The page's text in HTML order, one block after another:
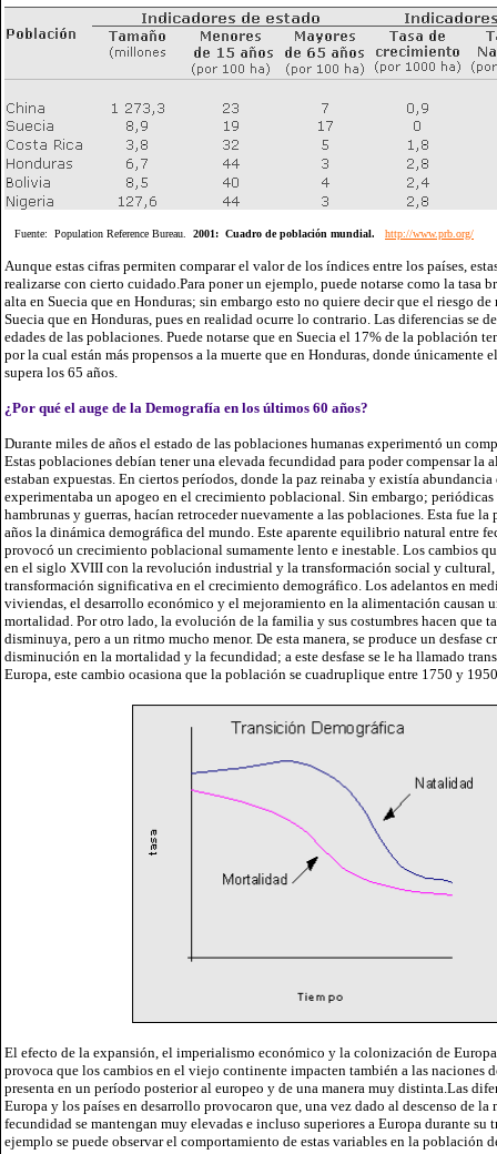
Fuente: Population Reference Bureau. 2001: Cuadro de población mundial. http://www.prb.org/
Aunque estas cifras permiten comparar el valor de los índices entre los países,
realizarse con cierto cuidado.Para poner un ejemplo, puede notarse como la tasa
alta en Suecia que en Honduras; sin embargo esto no quiere decir que el riesgo de
Suecia que en Honduras, pues en realidad ocurre lo contrario. Las diferencias se
edades de las poblaciones. Puede notarse que en Suecia el 17% de la población
por la cual están más propensos a la muerte que en Honduras, donde únicamente
supera los 65 años.
¿Por qué el auge de la Demografía en los últimos 60 años?
Durante miles de años el estado de las poblaciones humanas experimentó un
Estas poblaciones debían tener una elevada fecundidad para poder compensar la
estaban expuestas. En ciertos períodos, donde la paz reinaba y existía abundancia
experimentaba un apogeo en el crecimiento poblacional. Sin embargo; periódicas
hambrunas y guerras, hacían retroceder nuevamente a las poblaciones. Esta fue
años la dinámica demográfica del mundo. Este aparente equilibrio natural entre
provocó un crecimiento poblacional sumamente lento e inestable. Los cambios
en el siglo XVIII con la revolución industrial y la transformación social y
transformación significativa en el crecimiento demográfico. Los adelantos en
viviendas, el desarrollo económico y el mejoramiento en la alimentación causan
mortalidad. Por otro lado, la evolución de la familia y sus costumbres hacen que
disminuya, pero a un ritmo mucho menor. De esta manera, se produce un desfase
disminución en la mortalidad y la fecundidad; a este desfase se le ha llamado
Europa, este cambio ocasiona que la población se cuadruplique entre 1750 y
El efecto de la expansión, el imperialismo económico y la colonización de Europa
provoca que los cambios en el viejo continente impacten también a las naciones
presenta en un período posterior al europeo y de una manera muy distinta.Las
Europa y los países en desarrollo provocaron que, una vez dado al descenso de la
fecundidad se mantengan muy elevadas e incluso superiores a Europa durante su
ejemplo se puede observar el comportamiento de estas variables en la población